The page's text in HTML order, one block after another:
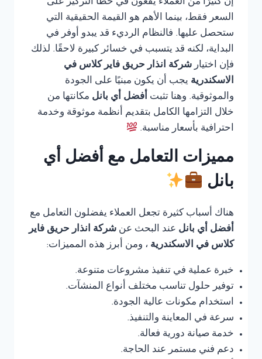
إن كثيرًا من العملاء يقعون في خطأ التركيز على
السعر فقط، بينما الأهم هو القيمة الحقيقية التي
ستحصل عليها. فالنظام الرديء قد يبدو أوفر في
البداية، لكنه قد يتسبب في خسائر كبيرة لاحقًا. لذلك
فإن اختيار شركة انذار حريق فاير كلاس في
الاسكندرية يجب أن يكون مبنيًا على الجودة
والموثوقية. وهنا تثبت أفضل أي بانل مكانتها من
خلال التزامها الكامل بتقديم أنظمة موثوقة وخدمة
احترافية بأسعار مناسبة.
مميزات التعامل مع أفضل أي
بانل
هناك أسباب كثيرة تجعل العملاء يفضلون التعامل مع
أفضل أي بانل عند البحث عن شركة انذار حريق فاير
كلاس في الاسكندرية ، ومن أبرز هذه المميزات:
خبرة عملية في تنفيذ مشروعات متنوعة.
توفير حلول تناسب مختلف أنواع المنشآت.
استخدام مكونات عالية الجودة.
سرعة في المعاينة والتنفيذ.
خدمة صيانة دورية فعالة.
دعم فني مستمر عند الحاجة.